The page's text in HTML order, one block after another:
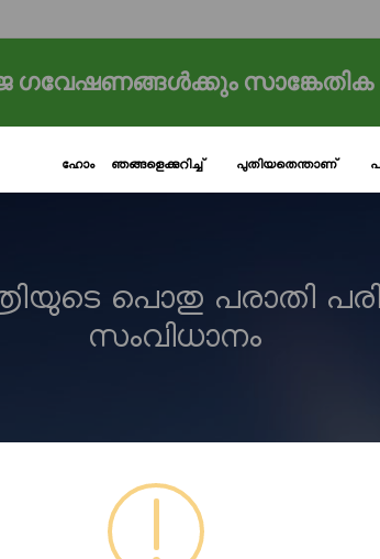
ഹോം ഞങ്ങളെക്കുറിച്ച് പുതിയതെന്താണ്
പൊതു പരാതി
സംവിധാനം